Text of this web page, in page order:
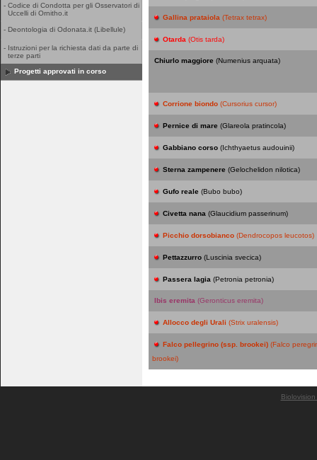
- Codice di Condotta per gli Osservatori di
Uccelli di Ornitho.it
- Deontologia di Odonata.it (Libellule)
- Istruzioni per la richiesta dati da parte di
terze parti
Progetti approvati in corso
Gallina prataiola (Tetrax tetrax)
Otarda (Otis tarda)
Chiurlo maggiore (Numenius arquata)
Corrione biondo (Cursorius cursor)
Pernice di mare (Glareola pratincola)
Gabbiano corso (Ichthyaetus audouinii)
Sterna zampenere (Gelochelidon nilotica)
Gufo reale (Bubo bubo)
Civetta nana (Glaucidium passerinum)
Picchio dorsobianco (Dendrocopos leucotos)
Pettazzurro (Luscinia svecica)
Passera lagia (Petronia petronia)
Ibis eremita (Geronticus eremita)
Allocco degli Urali (Strix uralensis)
Falco pellegrino (ssp. brookei) (Falco
brookei)
Biolovision